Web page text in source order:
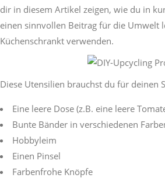
dir in diesem Artikel zeigen, wie du in
einen sinnvollen Beitrag für die Umwelt
Küchenschrankt verwenden.
Diese Utensilien brauchst du für deinen
Eine leere Dose (z.B. eine leere
Bunte Bänder in verschiedenen
Hobbyleim
Einen Pinsel
Farbenfrohe Knöpfe